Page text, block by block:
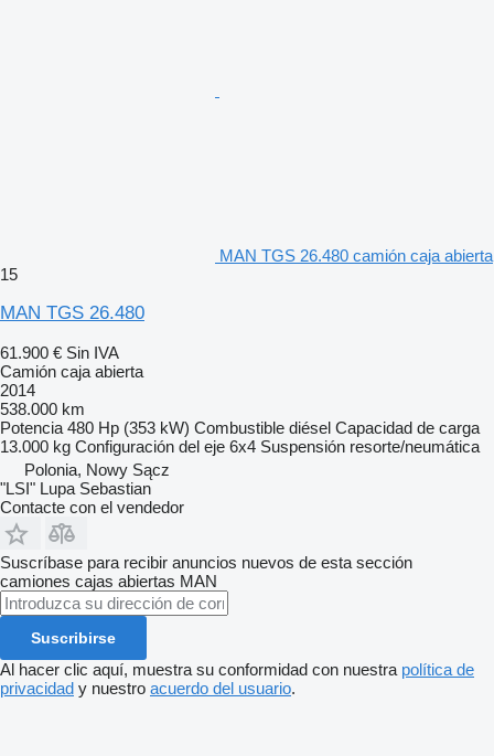
MAN TGS 26.480 camión caja abierta
15
MAN TGS 26.480
61.900 € Sin IVA
Camión caja abierta
2014
538.000 km
Potencia 480 Hp (353 kW) Combustible diésel Capacidad de carga
13.000 kg Configuración del eje 6x4 Suspensión resorte/neumática
Polonia, Nowy Sącz
"LSI" Lupa Sebastian
Contacte con el vendedor
Suscríbase para recibir anuncios nuevos de esta sección
camiones cajas abiertas MAN
Suscribirse
Al hacer clic aquí, muestra su conformidad con nuestra política de
privacidad y nuestro acuerdo del usuario.